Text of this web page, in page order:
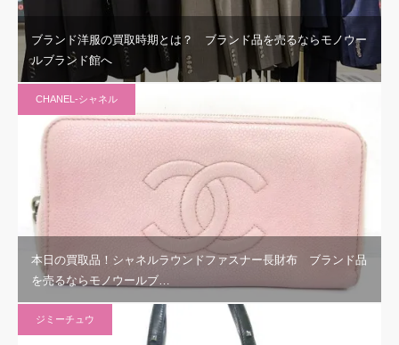
ブランド洋服の買取時期とは？ ブランド品を売るならモノウー
ルブランド館へ
CHANEL-シャネル
本日の買取品！シャネルラウンドファスナー長財布 ブランド品
を売るならモノウールブ…
ジミーチュウ